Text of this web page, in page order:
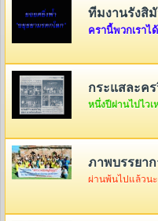
ทีมงานรังสิมันต์บุก
กระแสละคร
ภาพบรรยากาศ